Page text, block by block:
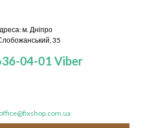
м. Дніпро
35
04-01 Viber
office@fixshop.com.ua